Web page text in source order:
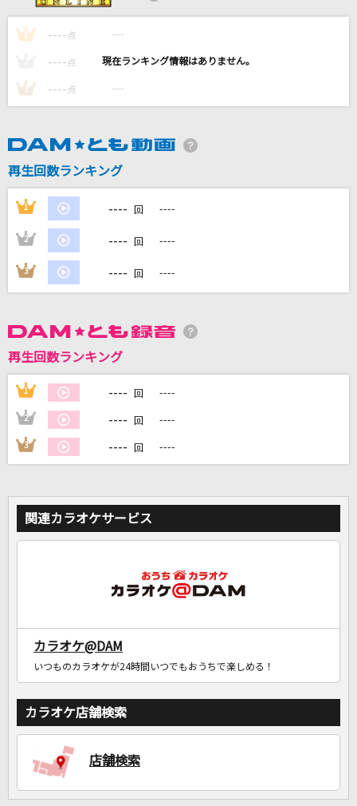
Street Blues
SUPER EIGHT
わたがし
aiko
カラオケ最新情報をチェック！
1 ---- 点 ----
---- 点 ----
3 ---- 点 ----
再生回数ランキング
1 ---- 回 ----
2 ---- 回 ----
3 ---- 回 ----
再生回数ランキング
1 ---- 回 ----
2 ---- 回 ----
3 ---- 回 ----
関連カラオケサービス
カラオケ@DAM
いつものカラオケが24時間いつでもおうちで楽しめる！
カラオケ店舗検索
店舗検索